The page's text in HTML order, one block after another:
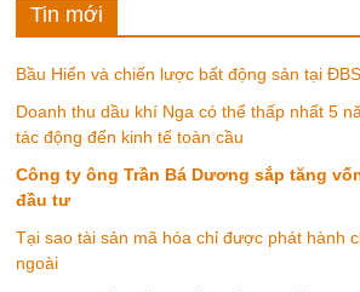
Tin mới
Bầu Hiển và chiến lược bất động sản tại
Doanh thu dầu khí Nga có thể thấp nhất 5
tác động đến kinh tế toàn cầu
Công ty ông Trần Bá Dương sắp tăng
đầu tư
Tại sao tài sản mã hóa chỉ được phát hành
ngoài